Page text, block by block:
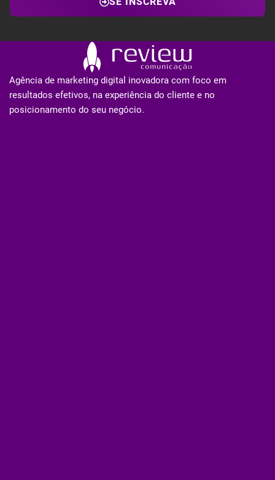
Agência de marketing digital inovadora com foco em
resultados efetivos, na experiência do cliente e no
posicionamento do seu negócio.